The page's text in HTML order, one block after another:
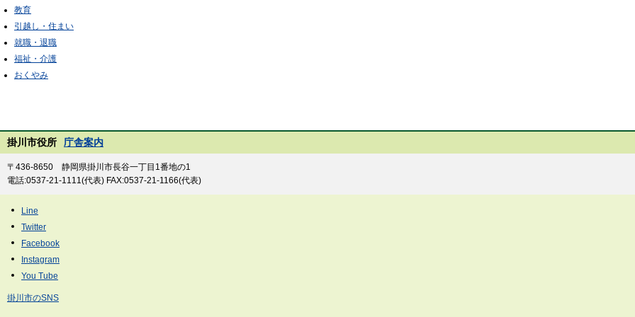
教育
引越し・住まい
就職・退職
福祉・介護
おくやみ
掛川市役所 庁舎案内
〒436-8650 静岡県掛川市長谷一丁目1番地の1
電話:0537-21-1111(代表) FAX:0537-21-1166(代表)
掛川市のSNS